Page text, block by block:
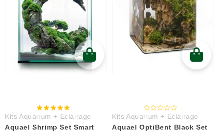
Kits Aquarium + Eclairage
Aquael Shrimp Set Smart
Kits Aquarium + Eclairage
Aquael OptiBent Black Set